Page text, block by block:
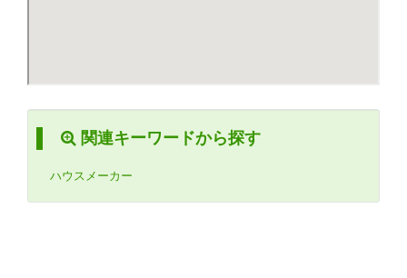
関連キーワードから探す
ハウスメーカー